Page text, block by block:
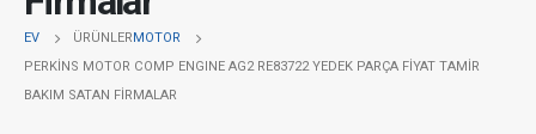
EV ÜRÜNLERMOTOR
PERKINS MOTOR COMP ENGINE AG2 RE83722 YEDEK PARÇA FIYAT TAMIR
BAKIM SATAN FIRMALAR